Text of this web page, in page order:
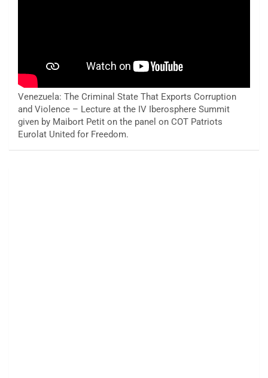
Venezuela: The Criminal State That Exports Corruption
and Violence – Lecture at the IV Iberosphere Summit
given by Maibort Petit on the panel on COT Patriots
Eurolat United for Freedom.